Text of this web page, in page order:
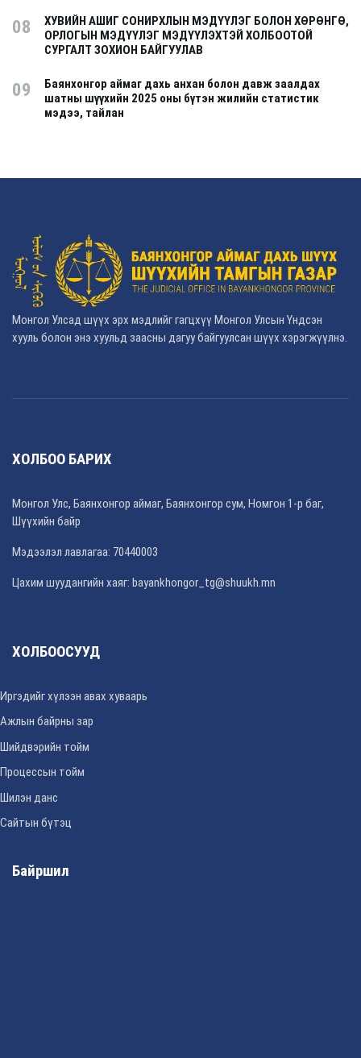
08
ХУВИЙН АШИГ СОНИРХЛЫН МЭДҮҮЛЭГ БОЛОН ХӨРӨНГӨ,
ОРЛОГЫН МЭДҮҮЛЭГ МЭДҮҮЛЭХТЭЙ ХОЛБООТОЙ
СУРГАЛТ ЗОХИОН БАЙГУУЛАВ
09
Баянхонгор аймаг дахь анхан болон давж заалдах
шатны шүүхийн 2025 оны бүтэн жилийн статистик
мэдээ, тайлан
Монгол Улсад шүүх эрх мэдлийг гагцхүү Монгол Улсын Үндсэн
хууль болон энэ хуульд заасны дагуу байгуулсан шүүх хэрэгжүүлнэ.
ХОЛБОО БАРИХ
Монгол Улс, Баянхонгор аймаг, Баянхонгор сум, Номгон 1-р баг,
Шүүхийн байр
Мэдээлэл лавлагаа: 70440003
Цахим шуудангийн хаяг: bayankhongor_tg@shuukh.mn
ХОЛБООСУУД
Иргэдийг хүлээн авах хуваарь
Ажлын байрны зар
Шийдвэрийн тойм
Процессын тойм
Шилэн данс
Сайтын бүтэц
Байршил